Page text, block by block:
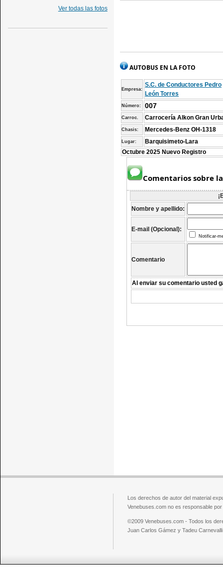
AUTOBUS EN LA FOTO
Empresa:
S.C. de Conductores Pedro
León Torres
Número: 007
Carroc. Carrocería Alkon Gran
Chasis: Mercedes-Benz OH-1318
Lugar:
Barquisimeto-Lara
Octubre 2025 Nuevo Registro
Comentarios sobre
Nombre y apellido:
E-mail (Opcional):
Notificar-
Comentario
Al enviar su comentario usted
Ver todas las fotos
Los derechos de autor del material
Venebuses.com no es responsable
©2009 Venebuses.com - Todos los
Juan Carlos Gámez y Tadeu Carnevalli